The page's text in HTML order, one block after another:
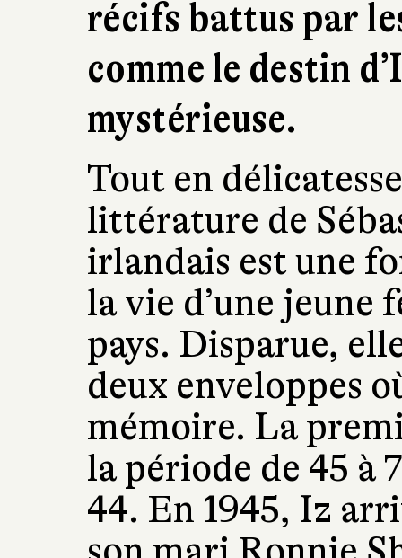
récifs battus par
comme le destin
mystérieuse.
Tout en
littérature de
irlandais est une
la vie d’une jeune
pays. Disparue,
deux enveloppes
mémoire. La
la période de 45 à
44. En 1945, Iz